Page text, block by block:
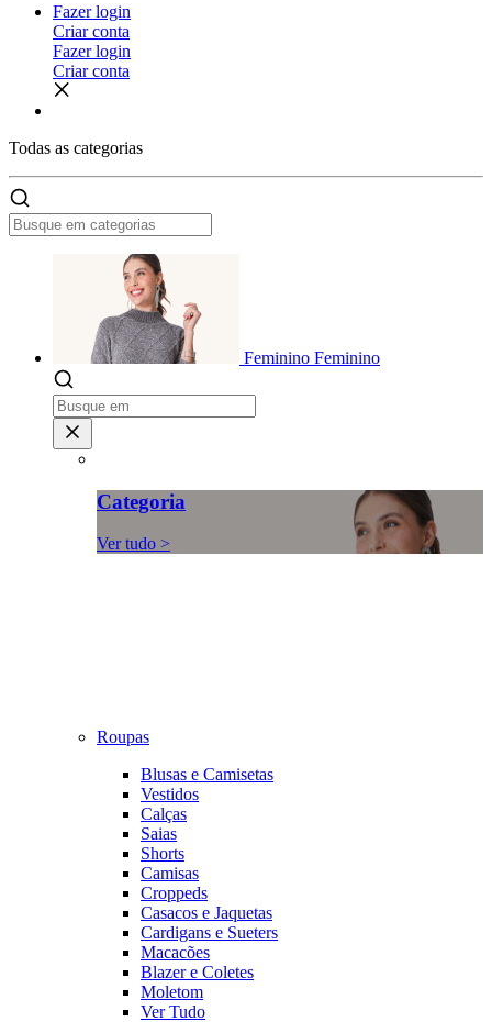
Fazer login
Criar conta
Fazer login
Criar conta
Todas as categorias
Feminino Feminino
Categoria
Ver tudo >
Roupas
Blusas e Camisetas
Vestidos
Calças
Saias
Shorts
Camisas
Croppeds
Casacos e Jaquetas
Cardigans e Sueters
Macacões
Blazer e Coletes
Moletom
Ver Tudo